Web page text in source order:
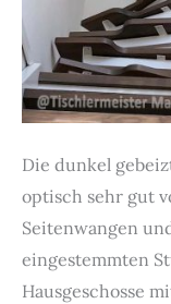
Die dunkel
optisch sehr gut
Seitenwangen
eingestemmten
Hausgeschosse